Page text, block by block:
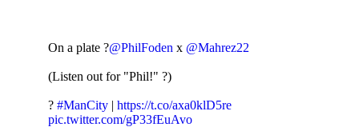
On a plate ?@PhilFoden x @Mahrez22
(Listen out for "Phil!" ?)
? #ManCity | https://t.co/axa0klD5re
pic.twitter.com/gP33fEuAvo